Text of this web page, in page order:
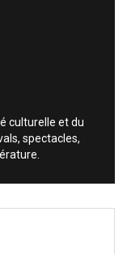
culturelle et du
spectacles,